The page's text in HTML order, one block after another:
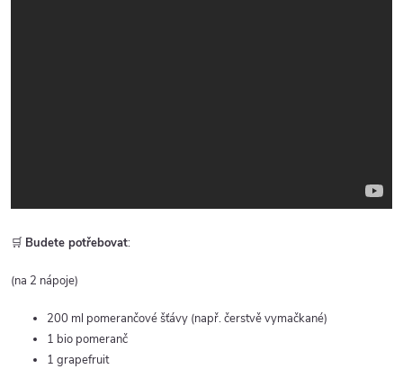
🛒 Budete potřebovat:
(na 2 nápoje)
200 ml pomerančové šťávy (např. čerstvě vymačkané)
1 bio pomeranč
1 grapefruit